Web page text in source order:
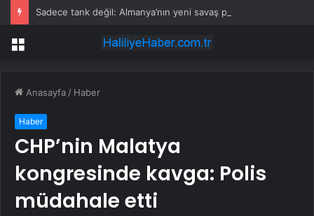
Menü
Anasayfa / Haber
Haber
CHP’nin Malatya
kongresinde kavga: Polis
müdahale etti